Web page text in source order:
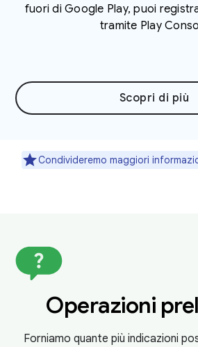
fuori di Google Play, puoi
tramite Play
Scopri di più
Condivideremo maggiori
Operazioni
Forniamo quante più indicazioni